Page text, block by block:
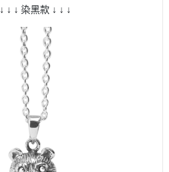
↓ ↓ ↓ 染黑款 ↓ ↓ ↓